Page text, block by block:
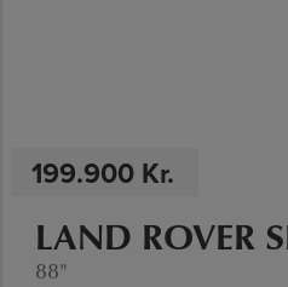
199.900 Kr.
LAND ROVER
88"